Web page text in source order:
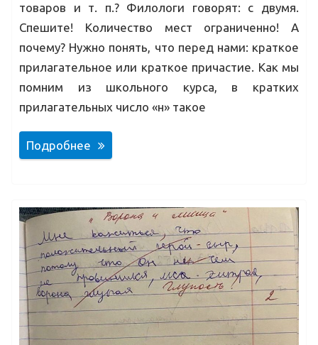
товаров и т. п.? Филологи говорят: с двумя.
Спешите! Количество мест ограниченно! А
почему? Нужно понять, что перед нами: краткое
прилагательное или краткое причастие. Как мы
помним из школьного курса, в кратких
прилагательных число «н» такое
Подробнее